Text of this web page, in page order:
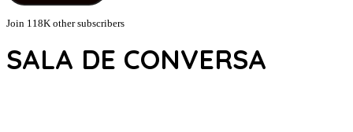
Join 118K other subscribers
SALA DE CONVERSA